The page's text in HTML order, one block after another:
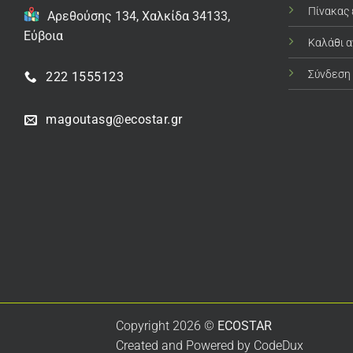
Αρεθούσης 134, Χαλκίδα 34133,
Εύβοια
222 1555123
magoutasg@ecostar.gr
Πίνακας
Καλάθι
Σύνδεση
Copyright 2026 © ECOSTAR
Created and Powered by CodeDux